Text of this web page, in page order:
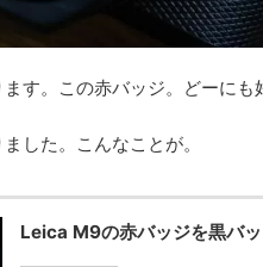
す。この赤バッジ。どーにも
した。こんなことが。
Leica M9の赤バッジを黒バッ